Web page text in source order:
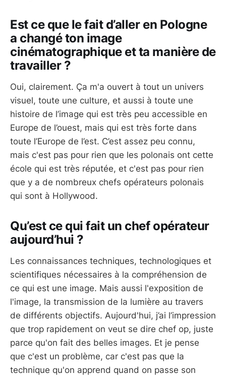
Est ce que le fait d’aller en Pologne
a changé ton image
cinématographique et ta manière de
travailler ?
Oui, clairement. Ça m'a ouvert à tout un univers
visuel, toute une culture, et aussi à toute une
histoire de l’image qui est très peu accessible en
Europe de l’ouest, mais qui est très forte dans
toute l’Europe de l’est. C’est assez peu connu,
mais c'est pas pour rien que les polonais ont cette
école qui est très réputée, et c'est pas pour rien
que y a de nombreux chefs opérateurs polonais
qui sont à Hollywood.
Qu’est ce qui fait un chef opérateur
aujourd’hui ?
Les connaissances techniques, technologiques et
scientifiques nécessaires à la compréhension de
ce qui est une image. Mais aussi l'exposition de
l'image, la transmission de la lumière au travers
de différents objectifs. Aujourd'hui, j’ai l’impression
que trop rapidement on veut se dire chef op, juste
parce qu'on fait des belles images. Et je pense
que c'est un problème, car c'est pas que la
technique qu'on apprend quand on passe son